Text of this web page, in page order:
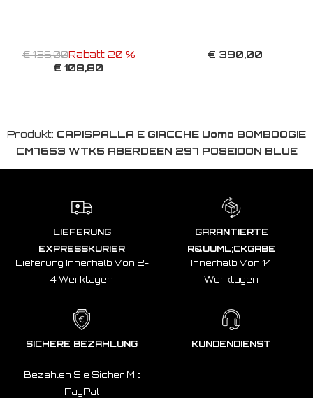
€ 136,00Rabatt 20 %
€ 108,80
€ 390,00
Produkt: CAPISPALLA E GIACCHE Uomo BOMBOOGIE
CM7653 WTK5 ABERDEEN 297 POSEIDON BLUE
LIEFERUNG
EXPRESSKURIER
Lieferung Innerhalb Von 2-
4 Werktagen
GARANTIERTE
R&UUML;CKGABE
Innerhalb Von 14
Werktagen
SICHERE BEZAHLUNG
Bezahlen Sie Sicher Mit
PayPal
KUNDENDIENST